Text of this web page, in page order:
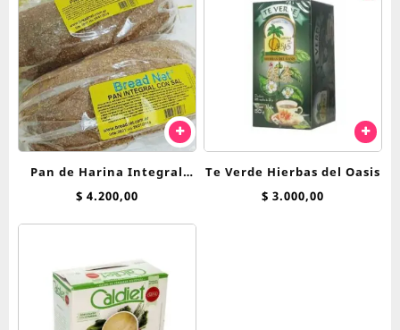
Pan de Harina Integral
Breadnet
$ 4.200,00
Te Verde Hierbas del Oasis
$ 3.000,00